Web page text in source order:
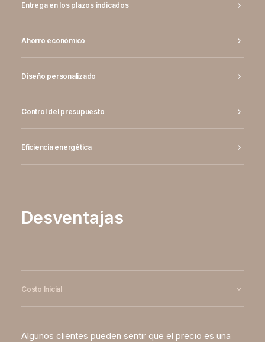
Entrega en los plazos indicados
Ahorro económico
Diseño personalizado
Control del presupuesto
Eficiencia energética
Desventajas
Costo Inicial
Algunos clientes pueden sentir que el precio es una